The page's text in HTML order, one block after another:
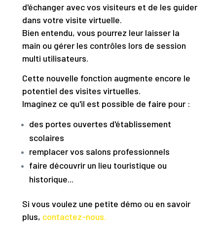
d'échanger avec vos visiteurs et de les guider
dans votre visite virtuelle.
Bien entendu, vous pourrez leur laisser la
main ou gérer les contrôles lors de session
multi utilisateurs.
Cette nouvelle fonction augmente encore le
potentiel des visites virtuelles.
Imaginez ce qu'il est possible de faire pour :
des portes ouvertes d'établissement
scolaires
remplacer vos salons professionnels
faire découvrir un lieu touristique ou
historique...
Si vous voulez une petite démo ou en savoir
plus, contactez-nous.